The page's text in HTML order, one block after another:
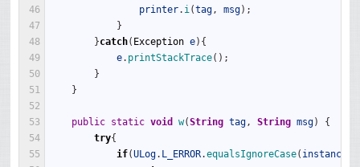
46
47
48
49
50
51
52
53
54
55
printer. i(tag, msg) ;
}
}catch( Exception e) {
e. printStackTrace( ) ;
}
}
public static void w(String tag, String msg)
{
try{
if(ULog. L_ERROR.equalsIgnoreCase( instance